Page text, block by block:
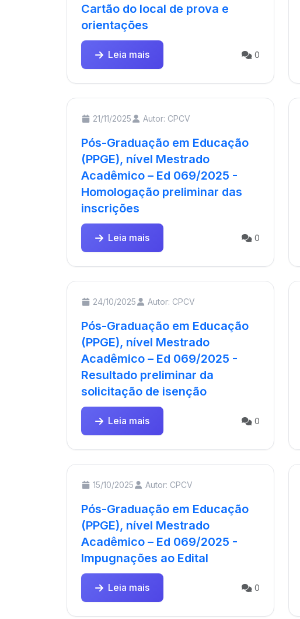
Cartão do local de prova e
orientações
Leia mais 0
21/11/2025 Autor: CPCV
Pós-Graduação em Educação
(PPGE), nível Mestrado
Acadêmico – Ed 069/2025 -
Homologação preliminar das
inscrições
Leia mais 0
24/10/2025 Autor: CPCV
Pós-Graduação em Educação
(PPGE), nível Mestrado
Acadêmico – Ed 069/2025 -
Resultado preliminar da
solicitação de isenção
Leia mais 0
15/10/2025 Autor: CPCV
Pós-Graduação em Educação
(PPGE), nível Mestrado
Acadêmico – Ed 069/2025 -
Impugnações ao Edital
Leia mais 0